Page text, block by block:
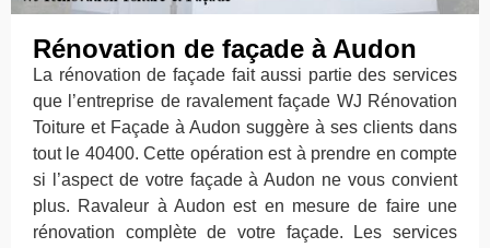
Rénovation de façade à Audon
La rénovation de façade fait aussi partie des services
que l’entreprise de ravalement façade WJ Rénovation
Toiture et Façade à Audon suggère à ses clients dans
tout le 40400. Cette opération est à prendre en compte
si l’aspect de votre façade à Audon ne vous convient
plus. Ravaleur à Audon est en mesure de faire une
rénovation complète de votre façade. Les services